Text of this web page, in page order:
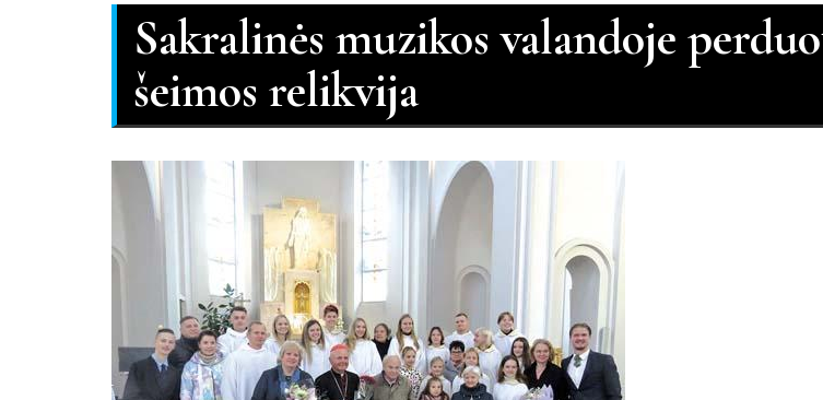
Sakralinės muzikos valandoje
šeimos relikvija